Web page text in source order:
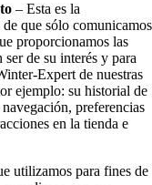
– Esta es la
que sólo comunicamos
proporcionamos las
de su interés y para
Expert de nuestras
ejemplo: su historial de
preferencias
en la tienda e
utilizamos para fines de